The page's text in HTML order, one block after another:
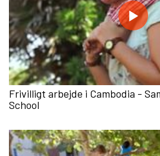
Frivilligt arbejde i Cambodia -
School